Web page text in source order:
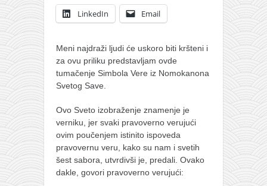
duhovni otac
pravoslavlje
zabranjena istorija
ćirilica
porodične priče
umesto tvitera
kalendar srpski
azbuki i knjige
Okinava karate
najnovije na blogu
LinkedIn Email
Meni najdraži ljudi će uskoro biti kršteni i
za ovu priliku predstavljam ovde
tumačenje Simbola Vere iz Nomokanona
Svetog Save.
Ovo Sveto izobraženje znamenje je
verniku, jer svaki pravoverno verujući
ovim poučenjem istinito ispoveda
pravovernu veru, kako su nam i svetih
šest sabora, utvrdivši je, predali. Ovako
dakle, govori pravoverno verujući: